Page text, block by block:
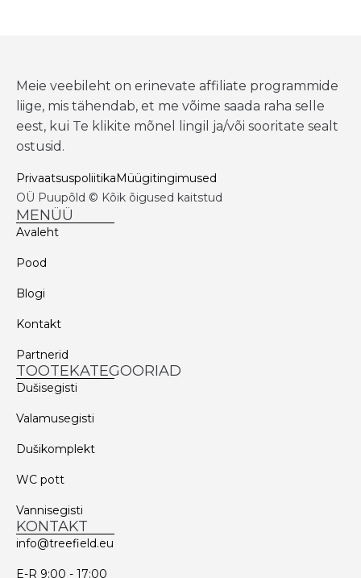
Meie veebileht on erinevate affiliate programmide
liige, mis tähendab, et me võime saada raha selle
eest, kui Te klikite mõnel lingil ja/või sooritate sealt
ostusid.
PrivaatsuspoliitikaMüügitingimused
OÜ Puupõld © Kõik õigused kaitstud
MENÜÜ
Avaleht
Pood
Blogi
Kontakt
Partnerid
TOOTEKATEGOORIAD
Dušisegisti
Valamusegisti
Dušikomplekt
WC pott
Vannisegisti
KONTAKT
info@treefield.eu
E-R 9:00 - 17:00